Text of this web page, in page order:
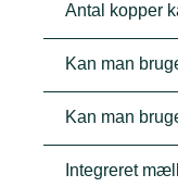
Antal kopper
Kan man
Kan man
Integreret